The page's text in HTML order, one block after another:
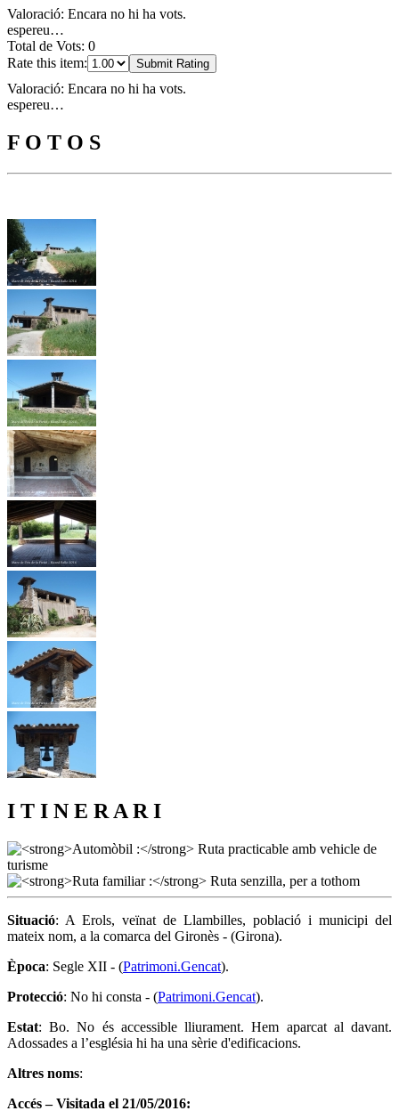
Valoració: Encara no hi ha vots.
espereu…
Total de Vots: 0
Rate this item:
Submit Rating
Valoració: Encara no hi ha vots.
espereu…
F O T O S
I T I N E R A R I
Situació: A Erols, veïnat de Llambilles, població i municipi del
mateix nom, a la comarca del Gironès - (Girona).
Època: Segle XII - (Patrimoni.Gencat).
Protecció: No hi consta - (Patrimoni.Gencat).
Estat: Bo. No és accessible lliurament. Hem aparcat al davant.
Adossades a l’església hi ha una sèrie d'edificacions.
Altres noms:
Accés – Visitada el 21/05/2016: